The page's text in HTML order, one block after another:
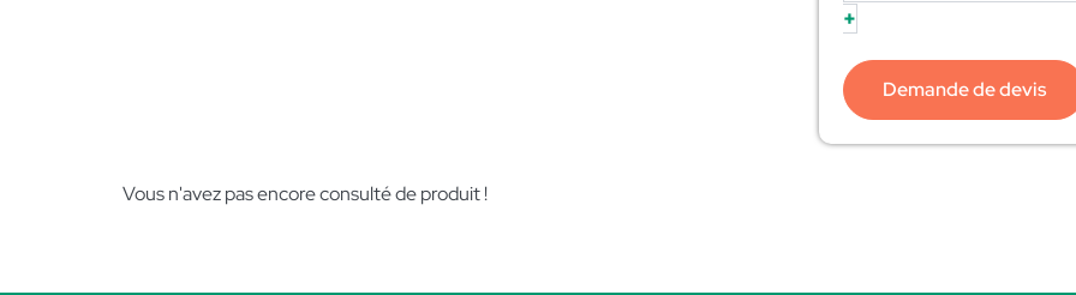
+
Demande de devis
Vous n'avez pas encore consulté de produit !